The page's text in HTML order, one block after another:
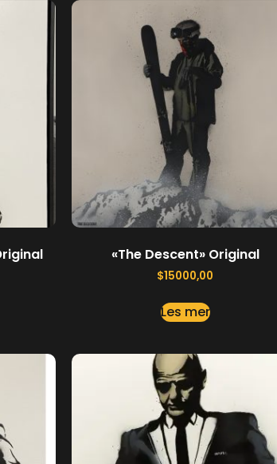
«The Descent» Original
$15000,00
Les mer